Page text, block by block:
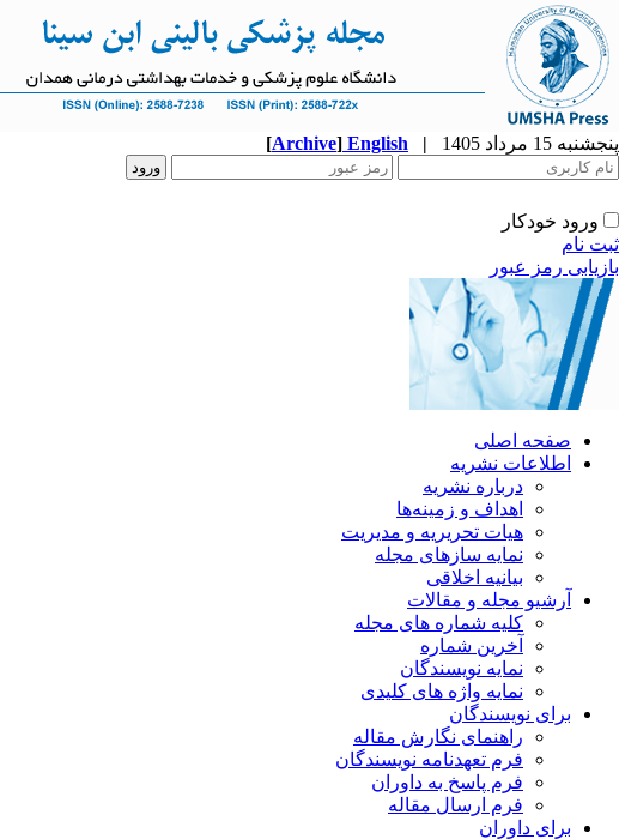
پنجشنبه 15 مرداد 1405 |
English
[Archive]
ورود خودکار
ثبت نام
بازیابی رمز عبور
صفحه اصلی
اطلاعات نشریه
درباره نشریه
اهداف و زمینه‌ها
هیات تحریریه و مدیریت
نمایه سازهای مجله
بیانیه اخلاقی
آرشیو مجله و مقالات
کلیه شماره های مجله
آخرین شماره
نمایه نویسندگان
نمایه واژه های کلیدی
برای نویسندگان
راهنمای نگارش مقاله
فرم تعهدنامه نویسندگان
فرم پاسخ به داوران
فرم ارسال مقاله
برای داوران